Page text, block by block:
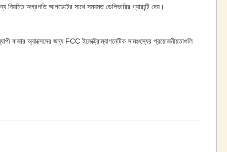
নিয়মিত অগ্রগতি আপডেটের সাথে সময়মত ডেলিভারির গ্যারান্টি দেয়।
বাজার অ্যাক্সেসের জন্য FCC ইলেক্ট্রোম্যাগনেটিক সামঞ্জস্যের প্রয়োজনীয়তাগুলি